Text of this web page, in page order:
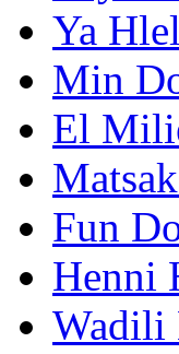
Ya
Min
El
Fun
Henni
Wadili